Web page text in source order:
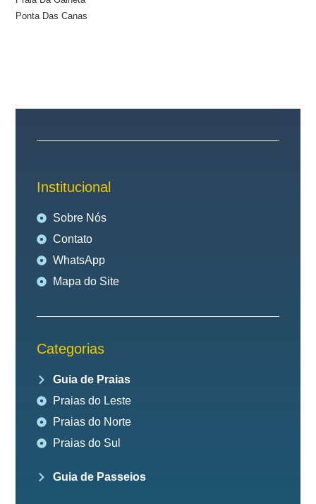
Ponta Das Canas
Institucional
Sobre Nós
Contato
WhatsApp
Mapa do Site
Categorias
Guia de Praias
Praias do Leste
Praias do Norte
Praias do Sul
Guia de Passeios